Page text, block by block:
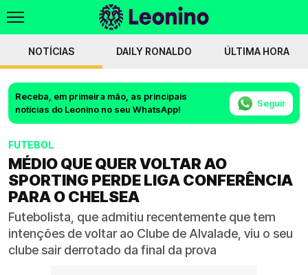
NOTÍCIAS DAILY RONALDO ÚLTIMA HORA
Receba, em primeira mão, as principais
notícias do Leonino no seu WhatsApp!
Seguir
FUTEBOL
MÉDIO QUE QUER VOLTAR AO
SPORTING PERDE LIGA CONFERÊNCIA
PARA O CHELSEA
Futebolista, que admitiu recentemente que tem
intenções de voltar ao Clube de Alvalade, viu o seu
clube sair derrotado da final da prova